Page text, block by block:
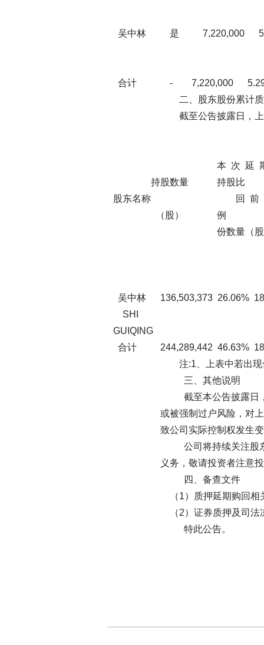
吴中林 是
月 13 日
合计 -
二、股东股份累计质押
截至公告披露日，上述股东
已质押股
已
本 次 延 期 购 本 次
持股数量 持股比
股东名称 回 前 质 押 股
（股） 例 押
份数量（股）份数
比例 数
数
（
吴中林 136,503,373
SHI
GUIQING
合计 244,289,442 46.63%
注:1、上表中若出现合计数与
三、其他说明
截至本公告披露日，公司控
或被强制过户风险，对上市公
致公司实际控制权发生变更
公司将持续关注股东股份质
义务，敬请投资者注意投资
四、备查文件
（1）质押延期购回相关
（2）证券质押及司法冻
特此公告。
广东通宇通
二〇二